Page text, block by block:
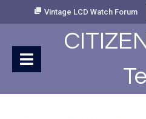
Vintage LCD Watch Forum